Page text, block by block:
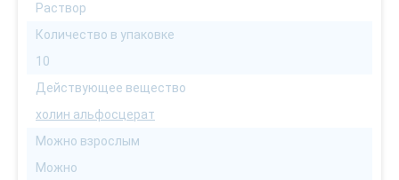
Раствор
Количество в упаковке
10
Действующее вещество
холин альфосцерат
Можно взрослым
Можно